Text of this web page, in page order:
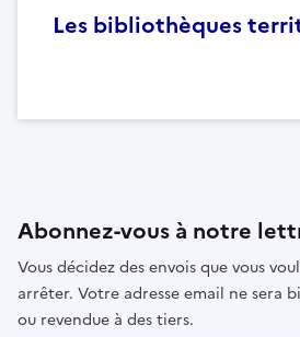
Les bibliothèques
Abonnez-vous à notre
Vous décidez des envois que vous
arrêter. Votre adresse email ne sera
ou revendue à des tiers.